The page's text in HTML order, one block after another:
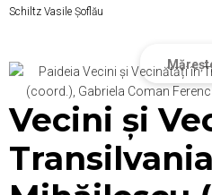
Schiltz Vasile Șoflău
Vecini și